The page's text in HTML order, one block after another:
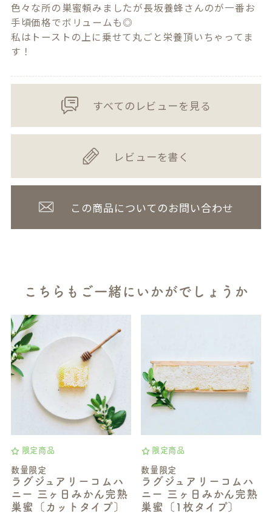
色々な所の巣蜜頼みましたが長坂養蜂さんのが一番お
手頃価格でボリュームも◎
私はトーストの上に乗せて丸ごと栄養頂いちゃってま
す！
すべてのレビューを見る
レビューを書く
この商品についてのお問い合わせ
こちらもご一緒にいかがでしょうか
限定商品
数量限定
ラグジュアリーコムハ
ニー 三ヶ日みかん完熟
巣蜜〔カットタイプ〕
限定商品
数量限定
ラグジュアリーコムハ
ニー 三ヶ日みかん完熟
巣蜜〔1枚タイプ〕